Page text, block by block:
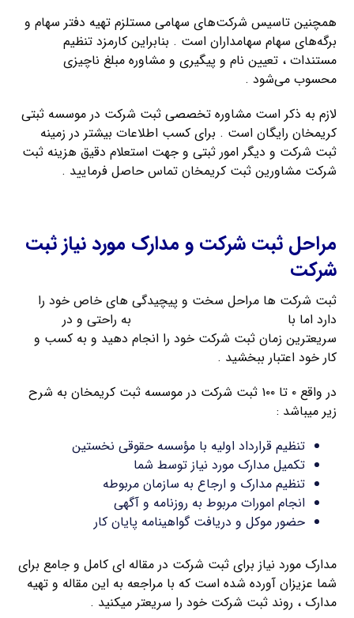
همچنین تاسیس شرکت‌های سهامی مستلزم تهیه دفتر سهام و
برگه‌های سهام سهامداران است . بنابراین کارمزد تنظیم
مستندات ، تعیین نام و پیگیری و مشاوره مبلغ ناچیزی
محسوب می‌شود .
لازم به ذکر است مشاوره تخصصی ثبت شرکت در موسسه ثبتی
کریمخان رایگان است . برای کسب اطلاعات بیشتر در زمینه
ثبت شرکت و دیگر امور ثبتی و جهت استعلام دقیق هزینه ثبت
شرکت مشاورین ثبت کریمخان تماس حاصل فرمایید .
مراحل ثبت شرکت و مدارک مورد نیاز ثبت
شرکت
ثبت شرکت ها مراحل سخت و پیچیدگی های خاص خود را
دارد اما با
به راحتی و در
سریعترین زمان ثبت شرکت خود را انجام دهید و به کسب و
کار خود اعتبار ببخشید .
در واقع ۰ تا ۱۰۰ ثبت شرکت در موسسه ثبت کریمخان به شرح
زیر میباشد :
تنظیم قرارداد اولیه با مؤسسه حقوقی نخستین
تکمیل مدارک مورد نیاز توسط شما
تنظیم مدارک و ارجاع به سازمان مربوطه
انجام امورات مربوط به روزنامه و آگهی
حضور موکل و دریافت گواهینامه پایان کار
مدارک مورد نیاز برای ثبت شرکت در مقاله ای کامل و جامع برای
شما عزیزان آورده شده است که با مراجعه به این مقاله و تهیه
مدارک ، روند ثبت شرکت خود را سریعتر میکنید .